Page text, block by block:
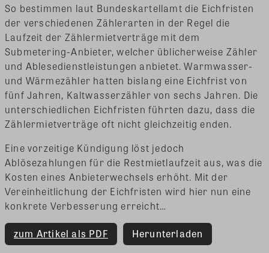
So bestimmen laut Bundeskartellamt die Eichfristen
der verschiedenen Zählerarten in der Regel die
Laufzeit der Zählermietverträge mit dem
Submetering-Anbieter, welcher üblicherweise Zähler
und Ablesedienstleistungen anbietet. Warmwasser-
und Wärmezähler hatten bislang eine Eichfrist von
fünf Jahren, Kaltwasserzähler von sechs Jahren. Die
unterschiedlichen Eichfristen führten dazu, dass die
Zählermietverträge oft nicht gleichzeitig enden.
Eine vorzeitige Kündigung löst jedoch
Ablösezahlungen für die Restmietlaufzeit aus, was die
Kosten eines Anbieterwechsels erhöht. Mit der
Vereinheitlichung der Eichfristen wird hier nun eine
konkrete Verbesserung erreicht…
zum Artikel als PDF
Herunterladen